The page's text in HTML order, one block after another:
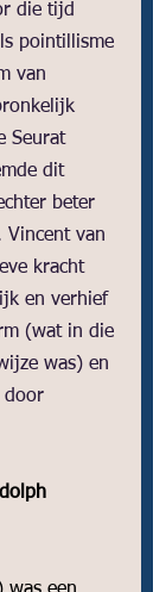
die tijd
pointillisme
van
Seurat
dit
beter
Vincent van
kracht
en verhief
(wat in die
was) en
door